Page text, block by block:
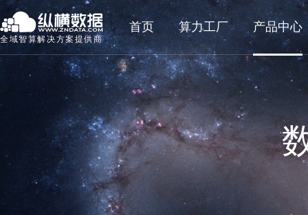
全域智算解决方案提供商
首页 算力工厂 产品中心